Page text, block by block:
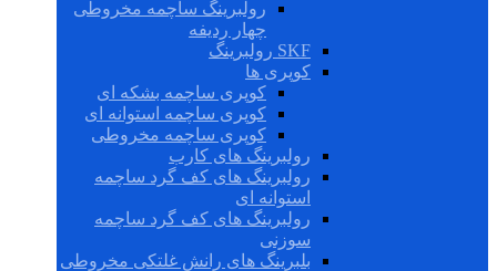
رولبرینگ ساچمه مخروطی
چهار ردیفه
SKF رولبرینگ
کوپری ها
کوپری ساچمه بشکه ای
کوپری ساچمه استوانه ای
کوپری ساچمه مخروطی
رولبرینگ های کارب
رولبرینگ های کف گرد ساچمه
استوانه ای
رولبرینگ های کف گرد ساچمه
سوزنی
بلبرینگ های رانش غلتکی مخروطی